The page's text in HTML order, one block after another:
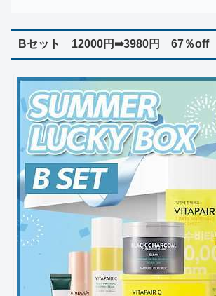
Bセット 12000円➡3980円 67％off